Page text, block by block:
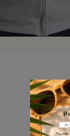
Ter
hebben
thema: